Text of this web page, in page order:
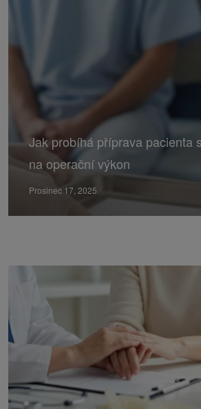
Jak probíhá příprava pacienta
na operační výkon
Prosinec 17, 2025